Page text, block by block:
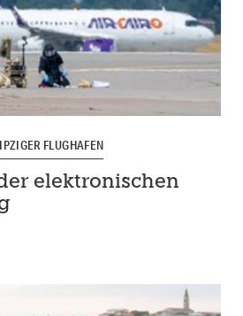
FLUGHAFEN
elektronischen